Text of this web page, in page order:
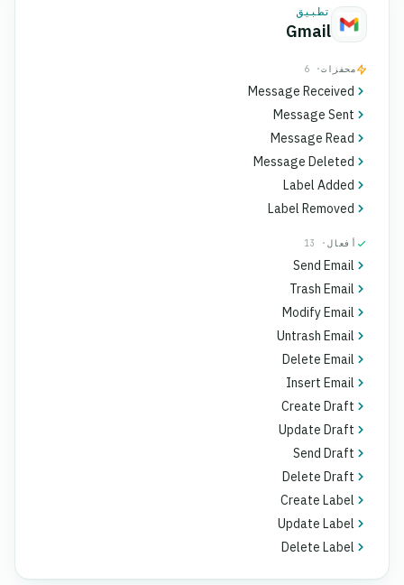
تطبيق
Gmail
محفزات· 6
Message Received
Message Sent
Message Read
Message Deleted
Label Added
Label Removed
أفعال · 13
Send Email
Trash Email
Modify Email
Untrash Email
Delete Email
Insert Email
Create Draft
Update Draft
Send Draft
Delete Draft
Create Label
Update Label
Delete Label